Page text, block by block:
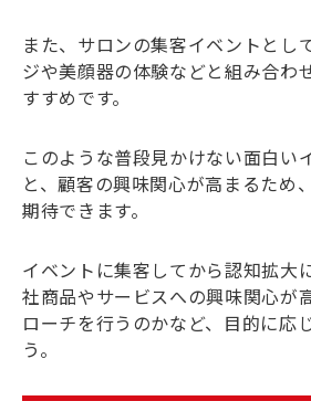
また、サロンの集客イベントとし
ジや美顔器の体験などと組み合わ
すすめです。
このような普段見かけない面白い
と、顧客の興味関心が高まるため
期待できます。
イベントに集客してから認知拡大
社商品やサービスへの興味関心が
ローチを行うのかなど、目的に応
う。